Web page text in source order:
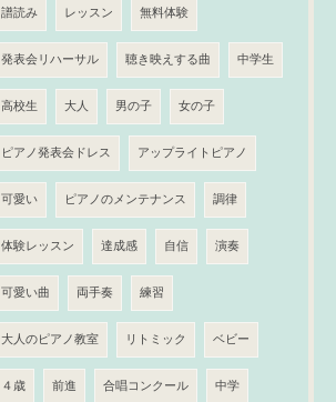
譜読み レッスン 無料体験
発表会リハーサル 聴き映えする曲 中学生
高校生 大人 男の子 女の子
ピアノ発表会ドレス アップライトピアノ
可愛い ピアノのメンテナンス 調律
体験レッスン 達成感 自信 演奏
可愛い曲 両手奏 練習
大人のピアノ教室 リトミック ベビー
４歳 前進 合唱コンクール 中学